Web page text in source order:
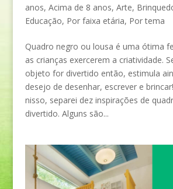
anos, Acima de 8 anos, Arte,
Educação, Por faixa etária, Por tema
Quadro negro ou lousa é uma ótima
as crianças exercerem a criatividade.
objeto for divertido então, estimula
desejo de desenhar, escrever e
nisso, separei dez inspirações de
divertido. Alguns são...